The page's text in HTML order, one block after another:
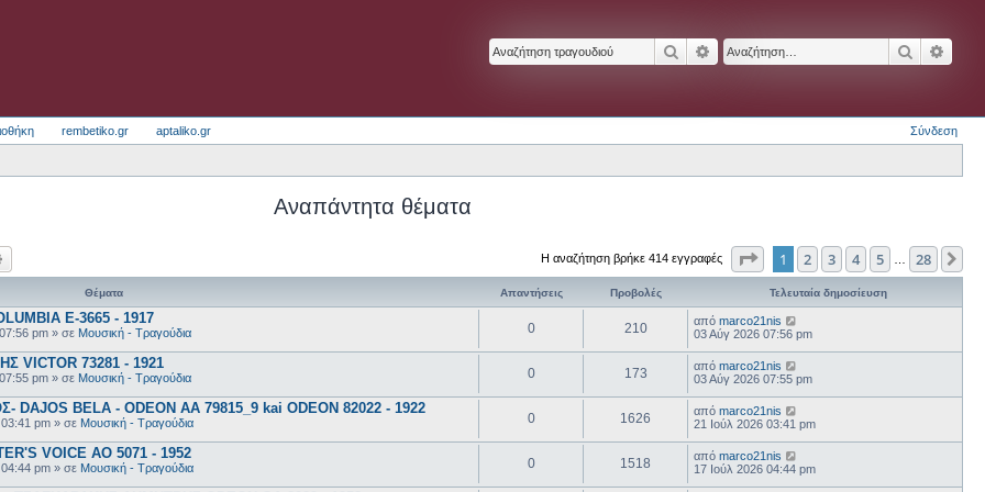
ΑναζήτησηΕιδική αναζήτηση
rembetiko.gr aptaliko.gr Σύνδεση
Αναπάντητα θέματα
Η αναζήτηση βρήκε 414 εγγραφές Σελίδα1 από 28
1 2 3 4 5 28
Θέματα Απαντήσεις Προβολές Τελευταία δημοσίευση
E-3665 - 1917
pm » σε Μουσική - Τραγούδια 0 210 από marco21nis
03 Αύγ 2026 07:56 pm
VICTOR 73281 - 1921
pm » σε Μουσική - Τραγούδια 0 173 από marco21nis
03 Αύγ 2026 07:55 pm
BELA - ODEON AA 79815_9 kai ODEON 82022 - 1922
pm » σε Μουσική - Τραγούδια 0 1626 από marco21nis
21 Ιούλ 2026 03:41 pm
VOICE AO 5071 - 1952
04:44 pm » σε Μουσική - Τραγούδια 0 1518 από marco21nis
17 Ιούλ 2026 04:44 pm